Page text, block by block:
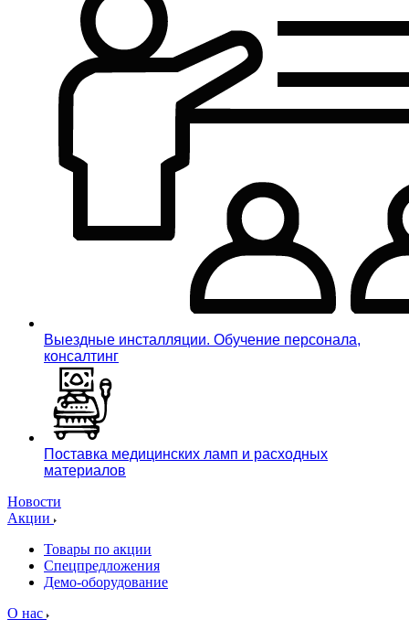
Выездные инсталляции. Обучение персонала,
консалтинг
Поставка медицинских ламп и расходных
материалов
Новости
Акции
Товары по акции
Спецпредложения
Демо-оборудование
О нас